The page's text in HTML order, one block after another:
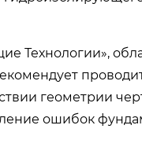
Технологии»,
геометрии
ошибок